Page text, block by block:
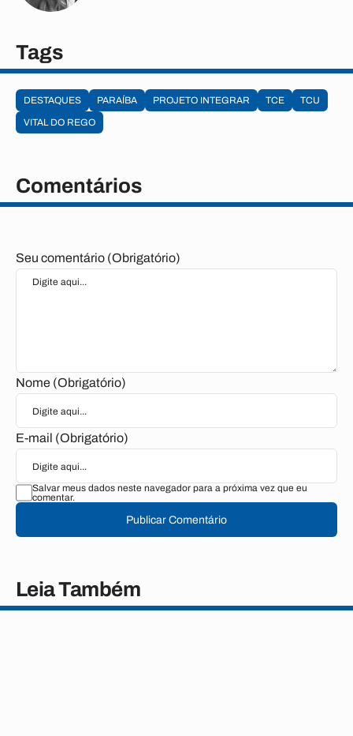
Tags
DESTAQUES PARAÍBA PROJETO INTEGRAR TCE
TCU
VITAL DO REGO
Comentários
Seu comentário (Obrigatório)
Nome (Obrigatório)
E-mail (Obrigatório)
Salvar meus dados neste navegador para a próxima vez que eu
comentar.
Publicar Comentário
Leia Também